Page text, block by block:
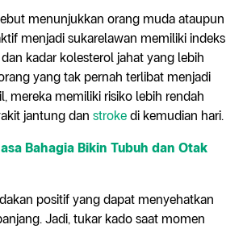
menunjukkan orang muda ataupun
menjadi sukarelawan memiliki indeks
kadar kolesterol jahat yang lebih
yang tak pernah terlibat menjadi
mereka memiliki risiko lebih rendah
jantung dan stroke di kemudian hari.
Bahagia Bikin Tubuh dan Otak
positif yang dapat menyehatkan
Jadi, tukar kado saat momen